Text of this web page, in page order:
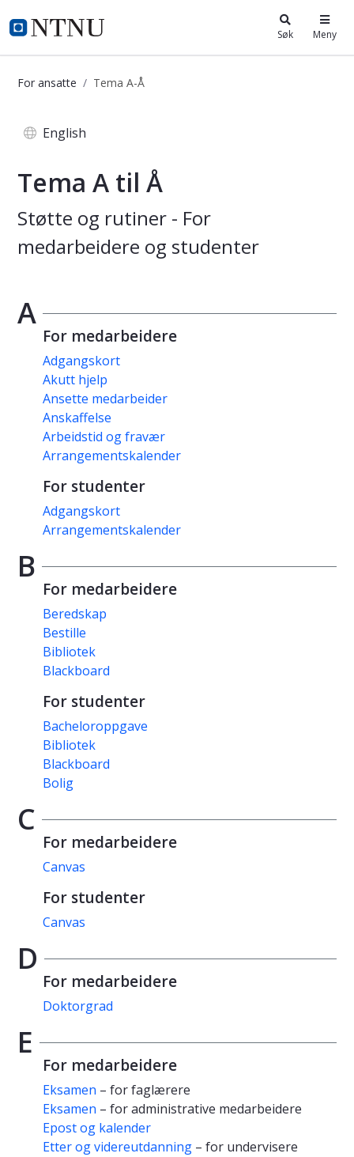
i.ntnu.no Søk Meny
For ansatte Tema A-Å
English
Tema A til Å
Støtte og rutiner - For
medarbeidere og studenter
A
For medarbeidere
Adgangskort
Akutt hjelp
Ansette medarbeider
Anskaffelse
Arbeidstid og fravær
Arrangementskalender
For studenter
Adgangskort
Arrangementskalender
B
For medarbeidere
Beredskap
Bestille
Bibliotek
Blackboard
For studenter
Bacheloroppgave
Bibliotek
Blackboard
Bolig
C
For medarbeidere
Canvas
For studenter
Canvas
D
For medarbeidere
Doktorgrad
E
For medarbeidere
Eksamen – for faglærere
Eksamen – for administrative medarbeidere
Epost og kalender
Etter og videreutdanning – for undervisere